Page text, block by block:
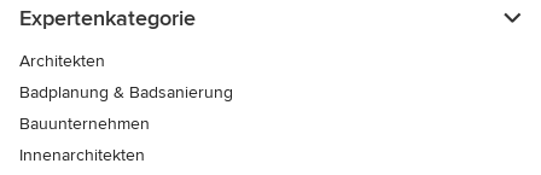
Expertenkategorie
Architekten
Badplanung & Badsanierung
Bauunternehmen
Innenarchitekten